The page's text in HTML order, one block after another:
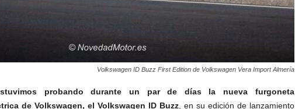
Volkswagen ID Buzz First Edition de Volkswagen Vera Import Almería
probando durante un par de días la nueva furgoneta
de Volkswagen, el Volkswagen ID Buzz, en su edición de lanzamiento